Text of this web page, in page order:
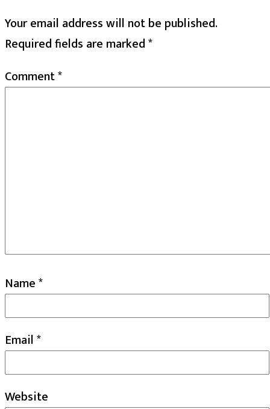
Your email address will not be published.
Required fields are marked*
Comment*
Name*
Email*
Website